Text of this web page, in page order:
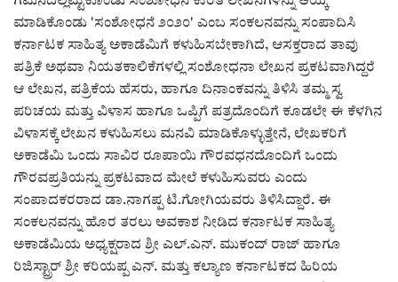
ಪತ್ರಕರ್ತರ ಪರಿಚಯ
ಸಂಪಾದಕೀಯ
ಕವನ
Digital Subscription
ಮಾಡಿಕೊಂಡು 'ಸಂಶೋಧನೆ ೨೦೨೦' ಎಂಬ ಸಂಕಲನವನ್ನು ಸಂಪಾದಿಸಿ
ಕರ್ನಾಟಕ ಸಾಹಿತ್ಯ ಅಕಾಡೆಮಿಗೆ ಕಳುಹಿಸಬೇಕಾಗಿದೆ, ಆಸಕ್ತರಾದ ತಾವು
ಪತ್ರಿಕೆ ಅಥವಾ ನಿಯತಕಾಲಿಕೆಗಳಲ್ಲಿ ಸಂಶೋಧನಾ ಲೇಖನ ಪ್ರಕಟವಾಗಿದ್ದರೆ
ಆ ಲೇಖನ, ಪತ್ರಿಕೆಯ ಹೆಸರು, ಹಾಗೂ ದಿನಾಂಕವನ್ನು ತಿಳಿಸಿ ತಮ್ಮ ಸ್ವ
ಪರಿಚಯ ಮತ್ತು ವಿಳಾಸ ಹಾಗೂ ಒಪ್ಪಿಗೆ ಪತ್ರದೊಂದಿಗೆ ಕೂಡಲೇ ಈ ಕೆಳಗಿನ
ವಿಳಾಸಕ್ಕೆ ಲೇಖನ ಕಳುಹಿಸಲು ಮನವಿ ಮಾಡಿಕೊಳ್ಳುತ್ತೇನೆ, ಲೇಖಕರಿಗೆ
ಅಕಾಡೆಮಿ ಒಂದು ಸಾವಿರ ರೂಪಾಯಿ ಗೌರವಧನದೊಂದಿಗೆ ಒಂದು
ಗೌರವಪ್ರತಿಯನ್ನು ಪ್ರಕಟವಾದ ಮೇಲೆ ಕಳುಹಿಸುವರು ಎಂದು
ಸಂಪಾದಕರರಾದ ಡಾ.ನಾಗಪ್ಪ ಟಿ.ಗೋಗಿಯವರು ತಿಳಿಸಿದ್ದಾರೆ. ಈ
ಸಂಕಲನವನ್ನು ಹೊರ ತರಲು ಅವಕಾಶ ನೀಡಿದ ಕರ್ನಾಟಕ ಸಾಹಿತ್ಯ
ಅಕಾಡೆಮಿಯ ಅಧ್ಯಕ್ಷರಾದ ಶ್ರೀ ಎಲ್.ಎನ್. ಮುಕಂದ್ ರಾಜ್ ಹಾಗೂ
ರಿಜಿಸ್ಟ್ರಾರ್ ಶ್ರೀ ಕರಿಯಪ್ಪ ಎನ್. ಮತ್ತು ಕಲ್ಯಾಣ ಕರ್ನಾಟಕದ ಹಿರಿಯ